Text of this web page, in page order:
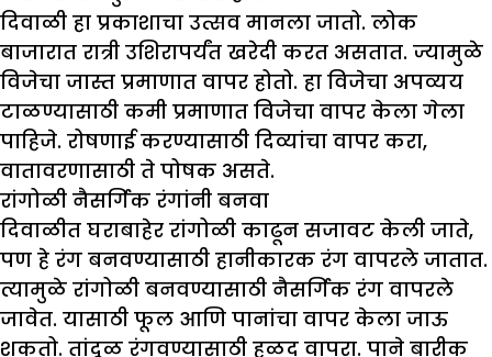
दिवाळी हा प्रकाशाचा उत्सव मानला जातो. लोक
बाजारात रात्री उशिरापर्यंत खरेदी करत असतात. ज्यामुळे
विजेचा जास्त प्रमाणात वापर होतो. हा विजेचा अपव्यय
टाळण्यासाठी कमी प्रमाणात विजेचा वापर केला गेला
पाहिजे. रोषणाई करण्यासाठी दिव्यांचा वापर करा,
वातावरणासाठी ते पोषक असते.
रांगोळी नैसर्गिक रंगांनी बनवा
दिवाळीत घराबाहेर रांगोळी काढून सजावट केली जाते,
पण हे रंग बनवण्यासाठी हानीकारक रंग वापरले जातात.
त्यामुळे रांगोळी बनवण्यासाठी नैसर्गिक रंग वापरले
जावेत. यासाठी फूल आणि पानांचा वापर केला जाऊ
शकतो. तांदूळ रंगवण्यासाठी हळद वापरा. पाने बारीक